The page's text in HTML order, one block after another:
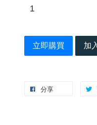
立即購買 加
分享